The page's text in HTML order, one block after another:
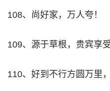
108、尚好家，万人夸！
109、源于草根，贵宾享
110、好到不行方圆万里